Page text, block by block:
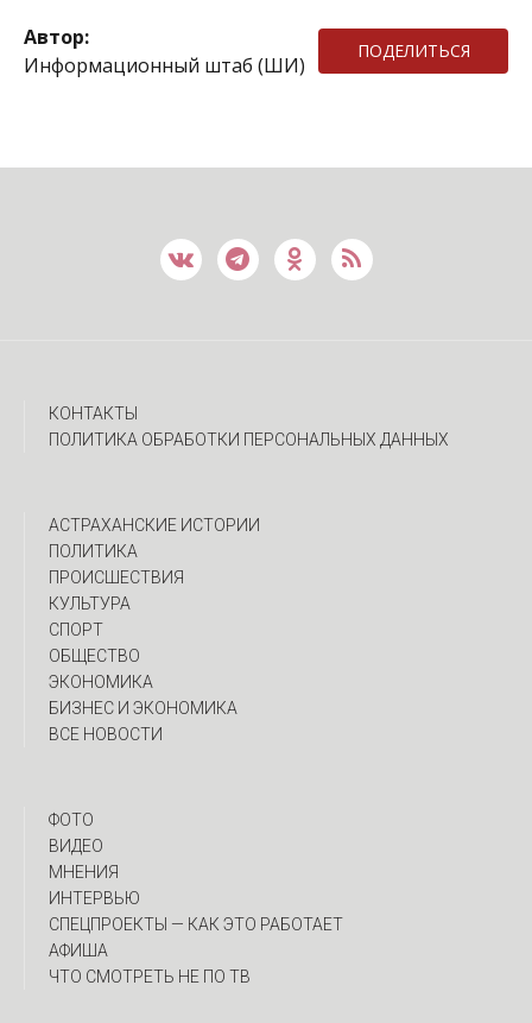
Автор:
Информационный штаб (ШИ)
ПОДЕЛИТЬСЯ
КОНТАКТЫ
ПОЛИТИКА ОБРАБОТКИ ПЕРСОНАЛЬНЫХ ДАННЫХ
АСТРАХАНСКИЕ ИСТОРИИ
ПОЛИТИКА
ПРОИСШЕСТВИЯ
КУЛЬТУРА
СПОРТ
ОБЩЕСТВО
ЭКОНОМИКА
БИЗНЕС И ЭКОНОМИКА
ВСЕ НОВОСТИ
ФОТО
ВИДЕО
МНЕНИЯ
ИНТЕРВЬЮ
CПЕЦПРОЕКТЫ — КАК ЭТО РАБОТАЕТ
АФИША
ЧТО СМОТРЕТЬ НЕ ПО ТВ